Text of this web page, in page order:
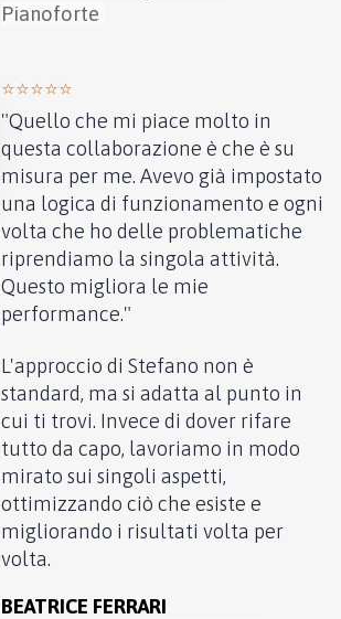
Pianoforte
⭐️⭐️⭐️⭐️⭐️
"Quello che mi piace molto in
questa collaborazione è che è su
misura per me. Avevo già impostato
una logica di funzionamento e ogni
volta che ho delle problematiche
riprendiamo la singola attività.
Questo migliora le mie
performance."
L'approccio di Stefano non è
standard, ma si adatta al punto in
cui ti trovi. Invece di dover rifare
tutto da capo, lavoriamo in modo
mirato sui singoli aspetti,
ottimizzando ciò che esiste e
migliorando i risultati volta per
volta.
BEATRICE FERRARI